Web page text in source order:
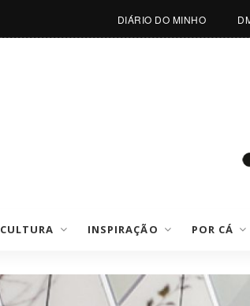
DIÁRIO DO MINHO
CULTURA INSPIRAÇÃO POR CÁ